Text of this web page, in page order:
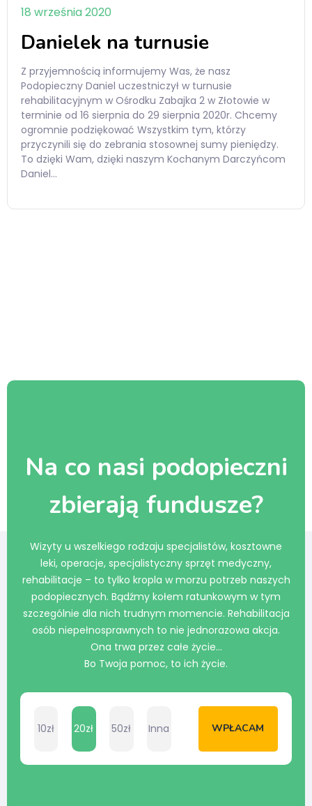
18 września 2020
Danielek na turnusie
Z przyjemnością informujemy Was, że nasz
Podopieczny Daniel uczestniczył w turnusie
rehabilitacyjnym w Ośrodku Zabajka 2 w Złotowie w
terminie od 16 sierpnia do 29 sierpnia 2020r. Chcemy
ogromnie podziękować Wszystkim tym, którzy
przyczynili się do zebrania stosownej sumy pieniędzy.
To dzięki Wam, dzięki naszym Kochanym Darczyńcom
Daniel…
Na co nasi podopieczni
zbierają fundusze?
Wizyty u wszelkiego rodzaju specjalistów, kosztowne
leki, operacje, specjalistyczny sprzęt medyczny,
rehabilitacje – to tylko kropla w morzu potrzeb naszych
podopiecznych. Bądźmy kołem ratunkowym w tym
szczególnie dla nich trudnym momencie. Rehabilitacja
osób niepełnosprawnych to nie jednorazowa akcja.
Ona trwa przez całe życie…
Bo Twoja pomoc, to ich życie.
10zł 20zł 50zł Inna WPŁACAM